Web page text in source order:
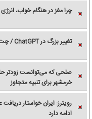
چرا مغز در هنگام خواب،
تغییر بزرگ در ChatGPT / چت متنی نامحدود و رایگان
صلحی که می‌توانست زودتر
خرمشهر برای تنبیه متجاوز
رویترز: ایران خواستار
ادامه دارد